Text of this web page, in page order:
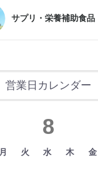
サプリ・栄養補助食品
営業日カレンダー
8
月 火 水 木 金